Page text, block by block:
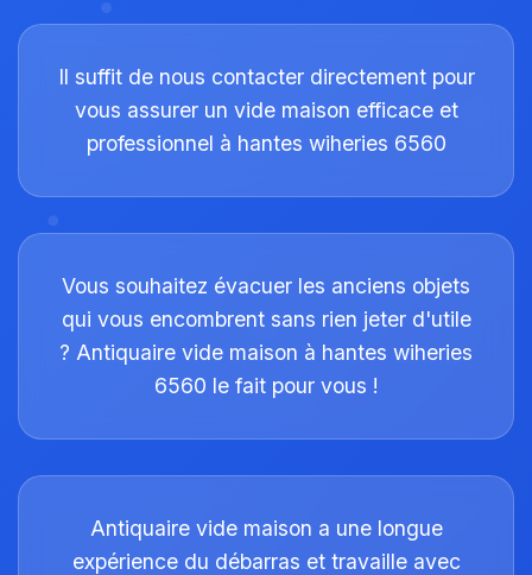
Il suffit de nous contacter directement pour
vous assurer un vide maison efficace et
professionnel à hantes wiheries 6560
Vous souhaitez évacuer les anciens objets
qui vous encombrent sans rien jeter d'utile
? Antiquaire vide maison à hantes wiheries
6560 le fait pour vous !
Antiquaire vide maison a une longue
expérience du débarras et travaille avec